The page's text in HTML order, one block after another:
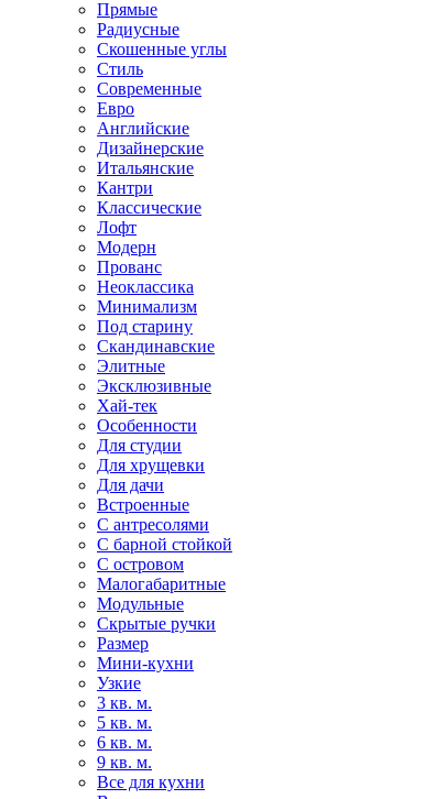
Прямые
Радиусные
Скошенные углы
Стиль
Современные
Евро
Английские
Дизайнерские
Итальянские
Кантри
Классические
Лофт
Модерн
Прованс
Неоклассика
Минимализм
Под старину
Скандинавские
Элитные
Эксклюзивные
Хай-тек
Особенности
Для студии
Для хрущевки
Для дачи
Встроенные
С антресолями
С барной стойкой
С островом
Малогабаритные
Модульные
Скрытые ручки
Размер
Мини-кухни
Узкие
3 кв. м.
5 кв. м.
6 кв. м.
9 кв. м.
Все для кухни